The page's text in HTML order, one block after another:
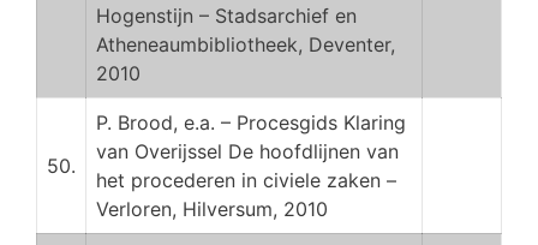
Hogenstijn – Stadsarchief en
Atheneaumbibliotheek, Deventer,
2010
50.
P. Brood, e.a. – Procesgids Klaring
van Overijssel De hoofdlijnen van
het procederen in civiele zaken –
Verloren, Hilversum, 2010